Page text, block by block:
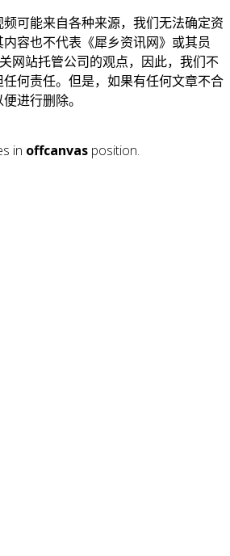
可能来自各种来源，我们无法确定资
容也不代表《犀乡资讯网》或其员
网站托管公司的观点，因此，我们不
何责任。但是，如果有任何文章不合
进行删除。
in offcanvas position.